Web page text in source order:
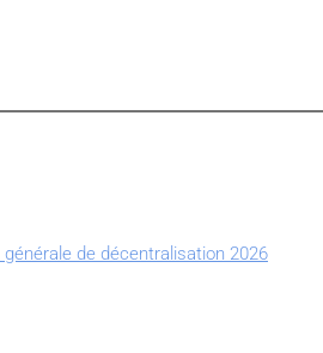
de décentralisation 2026